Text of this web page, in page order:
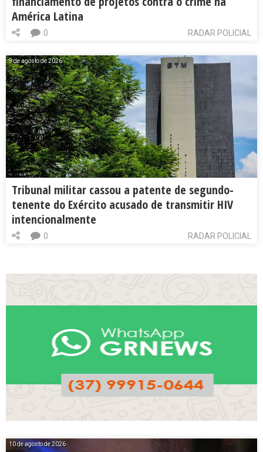
América Latina
RADAR POLICIAL
0
9 de agosto de 2026
Tribunal militar cassou a patente de segundo-
tenente do Exército acusado de transmitir HIV
intencionalmente
RADAR POLICIAL
0
10 de agosto de 2026